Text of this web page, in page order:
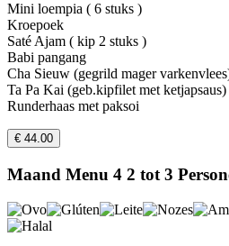
Mini loempia ( 6 stuks )
Kroepoek
Saté Ajam ( kip 2 stuks )
Babi pangang
Cha Sieuw (gegrild mager
Ta Pa Kai (geb.kipfilet met ketjapsaus)
Runderhaas met paksoi
€ 44.00
Maand Menu 4 2 tot 3